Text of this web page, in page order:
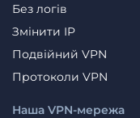
Без логів
Змінити IP
Подвійний VPN
Протоколи VPN
Наша VPN-мережа